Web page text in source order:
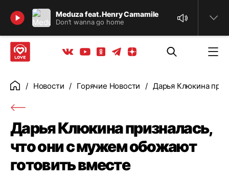
Meduza feat. Henry Camamile
Don’t wanna go home
Найти
Вконтакте
YoutubeОдноклассники
ТелеграмЯндекс дзен
ГлавнаяНовости Горячие Новости Дарья Клюкина
Дарья Клюкина призналась,
что они с мужем обожают
готовить вместе